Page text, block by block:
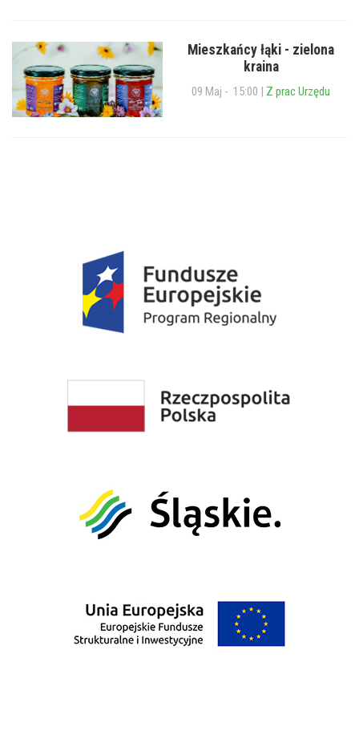
Mieszkańcy łąki - zielona
kraina
09 Maj - 15:00 | Z prac Urzędu